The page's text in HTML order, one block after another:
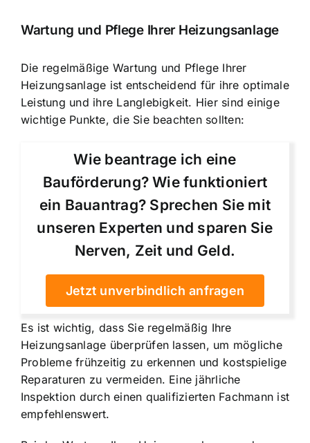
Wartung und Pflege Ihrer Heizungsanlage
Die regelmäßige Wartung und Pflege Ihrer
Heizungsanlage ist entscheidend für ihre optimale
Leistung und ihre Langlebigkeit. Hier sind einige
wichtige Punkte, die Sie beachten sollten:
Wie beantrage ich eine
Bauförderung? Wie funktioniert
ein Bauantrag? Sprechen Sie mit
unseren Experten und sparen Sie
Nerven, Zeit und Geld.
Jetzt unverbindlich anfragen
Es ist wichtig, dass Sie regelmäßig Ihre
Heizungsanlage überprüfen lassen, um mögliche
Probleme frühzeitig zu erkennen und kostspielige
Reparaturen zu vermeiden. Eine jährliche
Inspektion durch einen qualifizierten Fachmann ist
empfehlenswert.